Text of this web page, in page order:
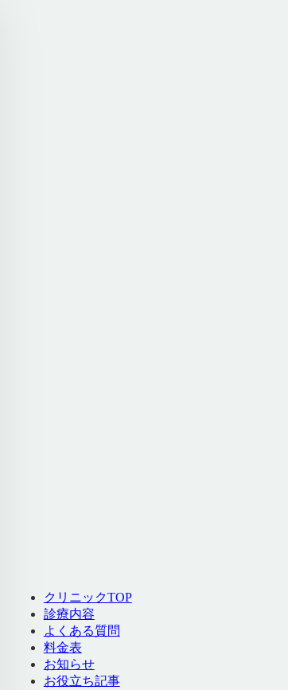
クリニックTOP
診療内容
よくある質問
料金表
お知らせ
お役立ち記事